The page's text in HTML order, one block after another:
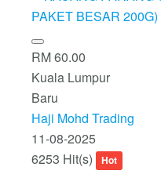
RM 60.00
Kuala Lumpur
Baru
Haji Mohd Trading
11-08-2025
6253 Hit(s)
Hot